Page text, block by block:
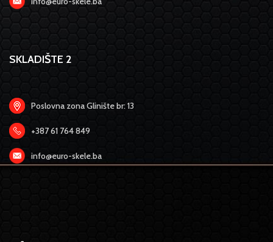
SKLADIŠTE 2
Poslovna zona Glinište br: 13
+387 61 764 849
info@euro-skele.ba